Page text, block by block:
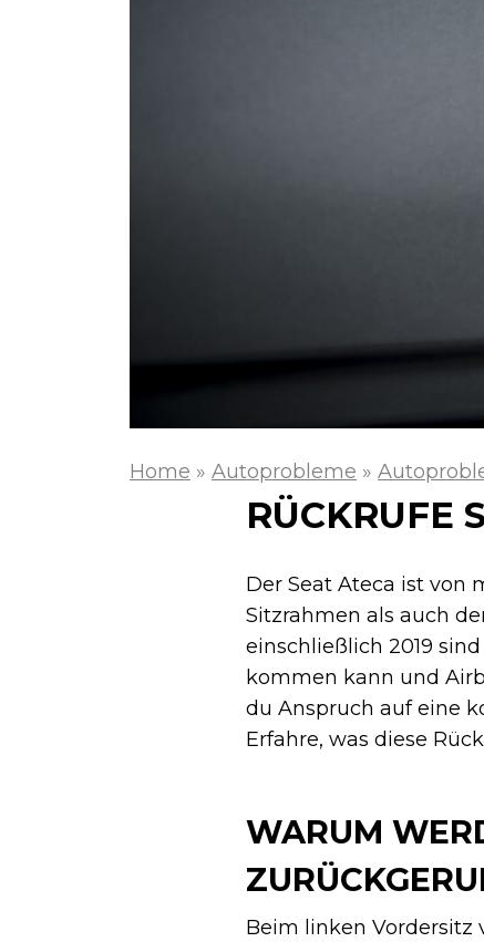
Home » Autoprobleme »
RÜCKRUFE
Der Seat Ateca ist von
Sitzrahmen als auch
einschließlich 2019
kommen kann und
du Anspruch auf eine
Erfahre, was diese
WARUM
Beim linken Vordersitz